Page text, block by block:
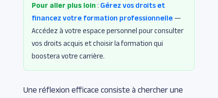
Pour aller plus loin : Gérez vos droits et
financez votre formation professionnelle —
Accédez à votre espace personnel pour consulter
vos droits acquis et choisir la formation qui
boostera votre carrière.
Une réflexion efficace consiste à chercher une